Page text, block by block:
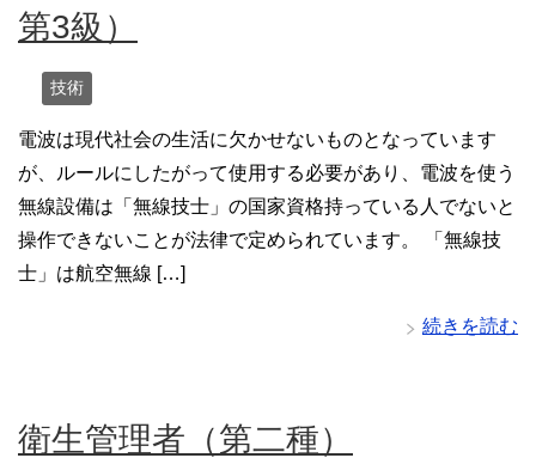
第3級）
技術
電波は現代社会の生活に欠かせないものとなっています
が、ルールにしたがって使用する必要があり、電波を使う
無線設備は「無線技士」の国家資格持っている人でないと
操作できないことが法律で定められています。 「無線技
士」は航空無線 […]
続きを読む
衛生管理者（第二種）